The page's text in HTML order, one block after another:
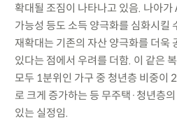
확대될 조짐이 나타나고 있음. 나아가
가능성 등도 소득 양극화를 심화시킬
재확대는 기존의 자산 양극화를 더욱
있다는 점에서 우려를 더함. 이 같은
모두 1분위인 가구 중 청년층 비중
로 크게 증가하는 등 무주택·청년층
있는 실정임.